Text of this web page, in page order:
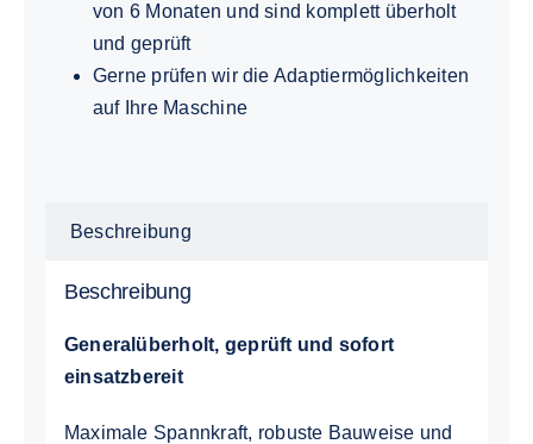
von 6 Monaten und sind komplett überholt
und geprüft
Gerne prüfen wir die Adaptiermöglichkeiten
auf Ihre Maschine
Beschreibung
Beschreibung
Generalüberholt, geprüft und sofort
einsatzbereit
Maximale Spannkraft, robuste Bauweise und